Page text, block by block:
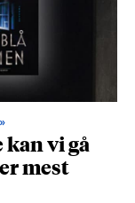
vi gå
mest